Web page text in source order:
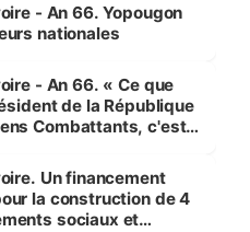
- An 66. Yopougon
nationales
- An 66. « Ce que
de la République
Combattants, c'est
Un financement
la construction de 4
sociaux et